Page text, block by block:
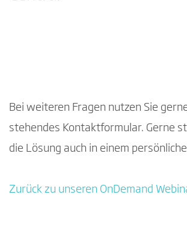
Bei weiteren Fragen nutzen Sie
stehendes Kontaktformular. Gerne
die Lösung auch in einem
Zurück zu unseren OnDemand